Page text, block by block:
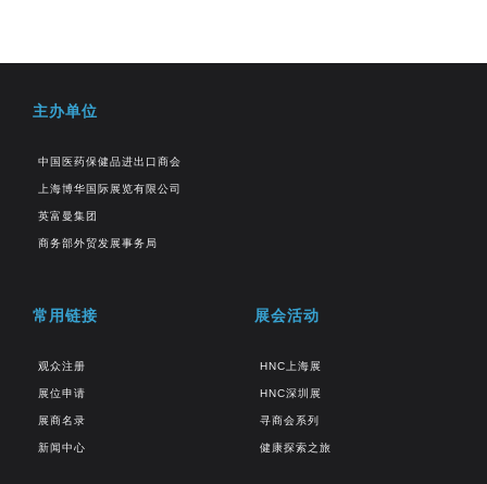
主办单位
中国医药保健品进出口商会
上海博华国际展览有限公司
英富曼集团
商务部外贸发展事务局
常用链接
观众注册
展位申请
展商名录
新闻中心
展会活动
HNC上海展
HNC深圳展
寻商会系列
健康探索之旅